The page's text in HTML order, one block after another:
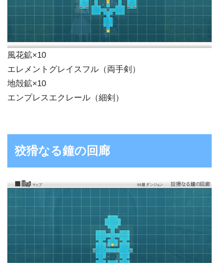
風花鉱×10
エレメントグレイスフル（両手剣）
地殻鉱×10
エンプレスエクレール（細剣）
狡猾なる鐘の回廊